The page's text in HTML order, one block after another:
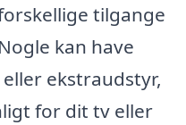
tilgange
kan have
ekstraudstyr,
for dit tv eller